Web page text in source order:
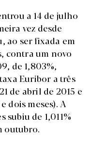
a 14 de julho
vez desde
ao ser fixada em
contra um novo
de 1,803%,
Euribor a três
de abril de 2015 e
dois meses). A
subiu de 1,011%
outubro.